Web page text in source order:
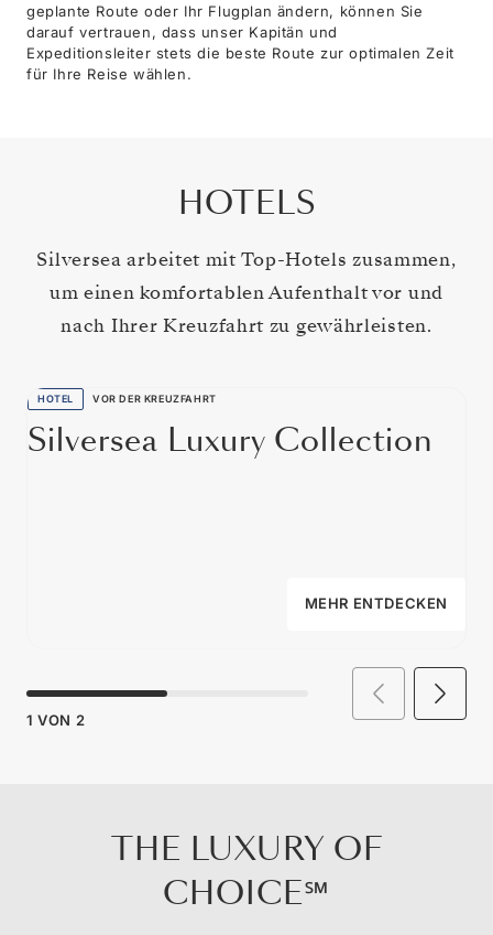
geplante Route oder Ihr Flugplan ändern, können Sie
darauf vertrauen, dass unser Kapitän und
Expeditionsleiter stets die beste Route zur optimalen Zeit
für Ihre Reise wählen.
HOTELS
Silversea arbeitet mit Top-Hotels zusammen,
um einen komfortablen Aufenthalt vor und
nach Ihrer Kreuzfahrt zu gewährleisten.
HOTEL VOR DER KREUZFAHRT
Silversea Luxury Collection
MEHR ENTDECKEN
1 VON 2
THE LUXURY OF
CHOICE℠